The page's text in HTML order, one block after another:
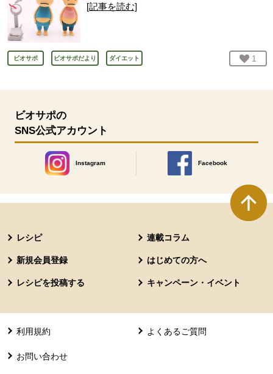
[記事を読む]
ビオサポ ビオサポだより ダイエット お気
1
ビオサポの
SNS公式アカウント
Instagram
別のウィンドウで開きます。
Facebook
別のウィンドウで開きます
レシピ 連載コラム
新規会員登録 はじめての方へ
レシピを投稿する キャンペーン・イベント
利用規約 よくあるご質問
お問い合わせ